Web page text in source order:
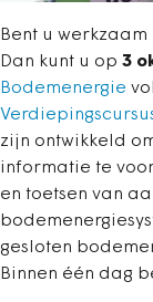
Bent u
Dan kunt u op 3
Bodemenergie
zijn ontwikkeld
informatie te
en toetsen van
gesloten
Binnen één dag